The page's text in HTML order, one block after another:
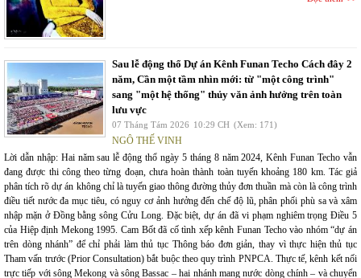
Sau lễ động thổ Dự án Kênh Funan Techo Cách đây 2
năm, Cần một tầm nhìn mới: từ "một công trình"
sang "một hệ thống" thủy văn ảnh hưởng trên toàn
lưu vực
07 Tháng Tám 2026 10:29 CH (Xem: 171)
NGÔ THẾ VINH
Lời dẫn nhập: Hai năm sau lễ động thổ ngày 5 tháng 8 năm 2024, Kênh Funan Techo vẫn
đang được thi công theo từng đoạn, chưa hoàn thành toàn tuyến khoảng 180 km. Tác giả
phân tích rõ dự án không chỉ là tuyến giao thông đường thủy đơn thuần mà còn là công trình
điều tiết nước đa mục tiêu, có nguy cơ ảnh hưởng đến chế độ lũ, phân phối phù sa và xâm
nhập mặn ở Đồng bằng sông Cửu Long. Đặc biệt, dự án đã vi phạm nghiêm trọng Điều 5
của Hiệp định Mekong 1995. Cam Bốt đã cố tình xếp kênh Funan Techo vào nhóm “dự án
trên dòng nhánh” để chỉ phải làm thủ tục Thông báo đơn giản, thay vì thực hiện thủ tục
Tham vấn trước (Prior Consultation) bắt buộc theo quy trình PNPCA. Thực tế, kênh kết nối
trực tiếp với sông Mekong và sông Bassac – hai nhánh mang nước dòng chính – và chuyển